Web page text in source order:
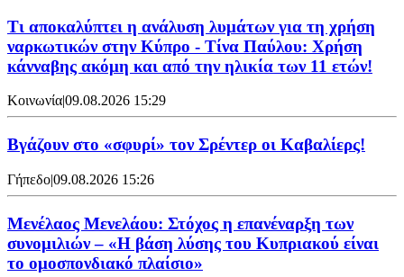
Τι αποκαλύπτει η ανάλυση λυμάτων για τη χρήση
ναρκωτικών στην Κύπρο - Τίνα Παύλου: Χρήση
κάνναβης ακόμη και από την ηλικία των 11 ετών!
Κοινωνία|09.08.2026 15:29
Bγάζουν στο «σφυρί» τον Σρέντερ οι Καβαλίερς!
Γήπεδο|09.08.2026 15:26
Μενέλαος Μενελάου: Στόχος η επανέναρξη των
συνομιλιών – «Η βάση λύσης του Κυπριακού είναι
το ομοσπονδιακό πλαίσιο»